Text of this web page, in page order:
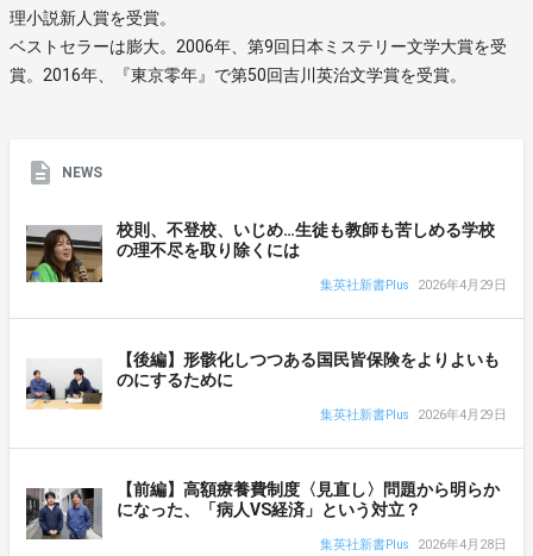
理小説新人賞を受賞。
ベストセラーは膨大。2006年、第9回日本ミステリー文学大賞を受
賞。2016年、『東京零年』で第50回吉川英治文学賞を受賞。
NEWS
校則、不登校、いじめ…生徒も教師も苦しめる学校
の理不尽を取り除くには
集英社新書Plus 2026年4月29日
【後編】形骸化しつつある国民皆保険をよりよいも
のにするために
集英社新書Plus 2026年4月29日
【前編】高額療養費制度〈見直し〉問題から明らか
になった、「病人VS経済」という対立？
集英社新書Plus 2026年4月28日